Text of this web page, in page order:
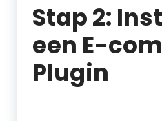
Stap 2:
een E-
Plugin